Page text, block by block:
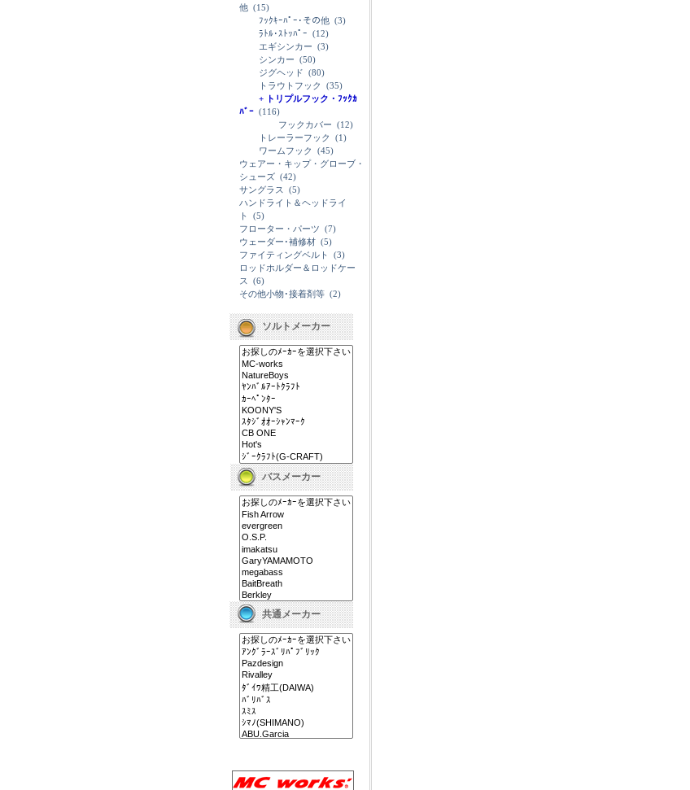
他 (15)
ﾌｯｸｷｰﾊﾟｰ･その他 (3)
ﾗﾄﾙ･ｽﾄｯﾊﾟｰ (12)
エギシンカー (3)
シンカー (50)
ジグヘッド (80)
トラウトフック
(35)
+ トリプルフック・ﾌｯｸｶ
ﾊﾞｰ (116)
フックカバー (12)
トレーラーフック
(1)
ワームフック
(45)
ウェアー・キップ・グローブ・
シューズ (42)
サングラス
(5)
ハンドライト＆ヘッドライ
ト
(5)
フローター・パーツ (7)
ウェーダー･補修材 (5)
ファイティングベルト
(3)
ロッドホルダー＆ロッドケー
ス
(6)
その他小物･接着剤等 (2)
ソルトメーカー
バスメーカー
共通メーカー